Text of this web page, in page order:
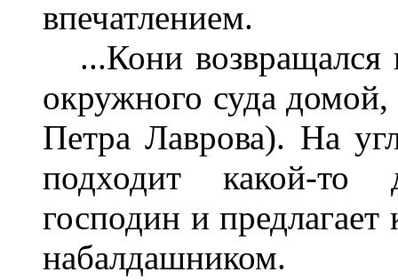
впечатлением.
...Кони возвращался
окружного суда
Петра Лаврова). На
подходит какой-то
господин и
набалдашником.